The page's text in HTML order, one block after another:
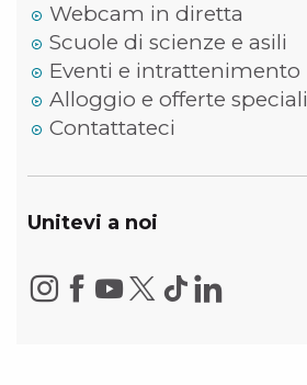
Webcam in diretta
Scuole di scienze e asili
Eventi e intrattenimento
Alloggio e offerte speciali
Contattateci
Unitevi a noi